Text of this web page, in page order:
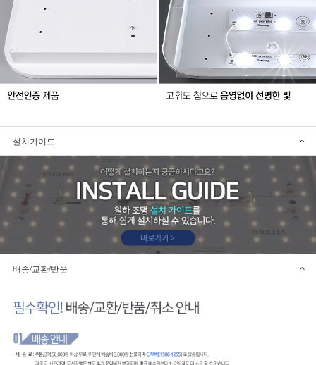
설치가이드
배송/교환/반품